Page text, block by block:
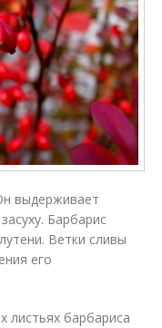
выдерживает
Барбарис
Ветки сливы
его
листьях барбариса